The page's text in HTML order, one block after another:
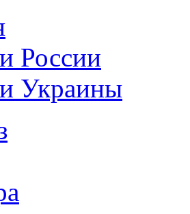
России
Украины